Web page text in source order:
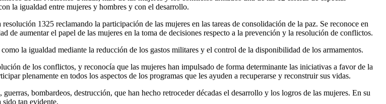
la igualdad entre mujeres y hombres y con el desarrollo.
1325 reclamando la participación de las mujeres en las tareas de consolidación de la paz. Se reconoce en
de aumentar el papel de las mujeres en la toma de decisiones respecto a la prevención y la resolución de conflictos.
la igualdad mediante la reducción de los gastos militares y el control de la disponibilidad de los armamentos.
de los conflictos, y reconocía que las mujeres han impulsado de forma determinante las iniciativas a favor de la
plenamente en todos los aspectos de los programas que les ayuden a recuperarse y reconstruir sus vidas.
bombardeos, destrucción, que han hecho retroceder décadas el desarrollo y los logros de las mujeres. En su
tan evidente.